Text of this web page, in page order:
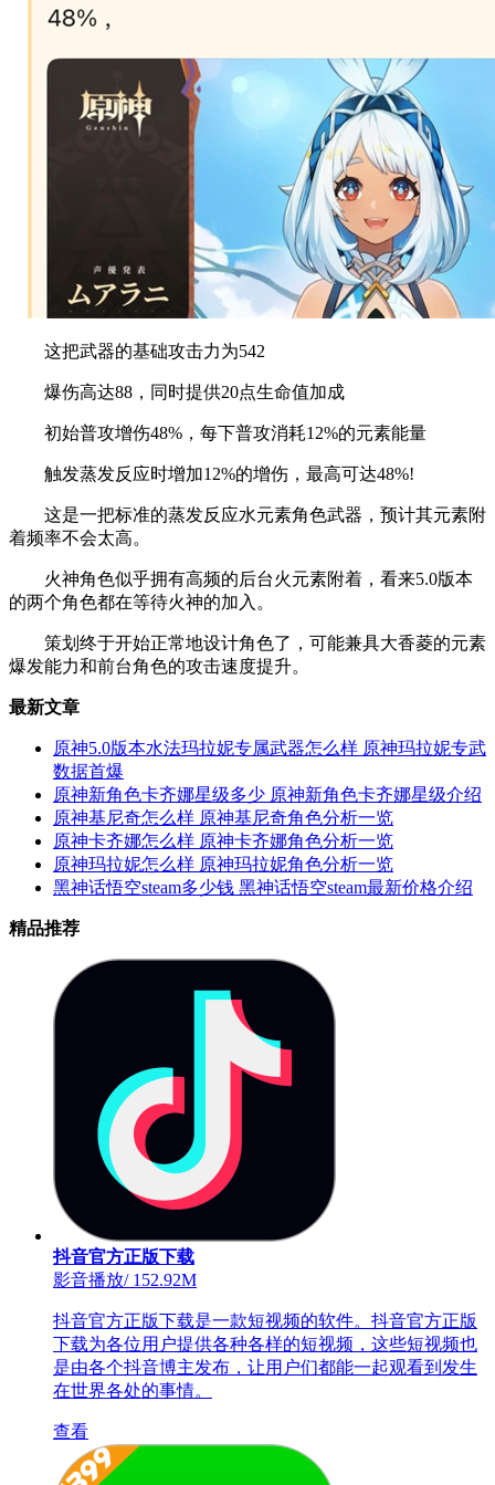
这把武器的基础攻击力为542
爆伤高达88，同时提供20点生命值加成
初始普攻增伤48%，每下普攻消耗12%的元素能量
触发蒸发反应时增加12%的增伤，最高可达48%!
这是一把标准的蒸发反应水元素角色武器，预计其元素附
着频率不会太高。
火神角色似乎拥有高频的后台火元素附着，看来5.0版本
的两个角色都在等待火神的加入。
策划终于开始正常地设计角色了，可能兼具大香菱的元素
爆发能力和前台角色的攻击速度提升。
最新文章
原神5.0版本水法玛拉妮专属武器怎么样 原神玛拉妮专武
数据首爆
原神新角色卡齐娜星级多少 原神新角色卡齐娜星级介绍
原神基尼奇怎么样 原神基尼奇角色分析一览
原神卡齐娜怎么样 原神卡齐娜角色分析一览
原神玛拉妮怎么样 原神玛拉妮角色分析一览
黑神话悟空steam多少钱 黑神话悟空steam最新价格介绍
精品推荐
抖音官方正版下载
影音播放/152.92M
抖音官方正版下载是一款短视频的软件。抖音官方正版
下载为各位用户提供各种各样的短视频，这些短视频也
是由各个抖音博主发布，让用户们都能一起观看到发生
在世界各处的事情。
查看